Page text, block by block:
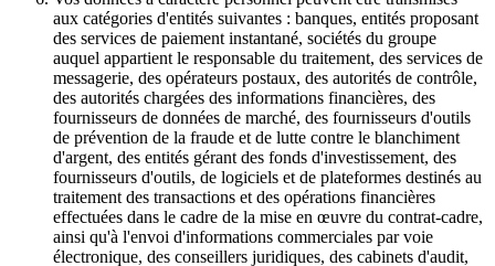
aux catégories d'entités suivantes : banques, entités proposant
des services de paiement instantané, sociétés du groupe
auquel appartient le responsable du traitement, des services de
messagerie, des opérateurs postaux, des autorités de contrôle,
des autorités chargées des informations financières, des
fournisseurs de données de marché, des fournisseurs d'outils
de prévention de la fraude et de lutte contre le blanchiment
d'argent, des entités gérant des fonds d'investissement, des
fournisseurs d'outils, de logiciels et de plateformes destinés au
traitement des transactions et des opérations financières
effectuées dans le cadre de la mise en œuvre du contrat-cadre,
ainsi qu'à l'envoi d'informations commerciales par voie
électronique, des conseillers juridiques, des cabinets d'audit,